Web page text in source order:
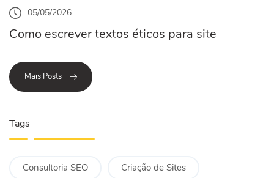
05/05/2026
Como escrever textos éticos para site
Mais Posts
Tags
Consultoria SEO Criação de Sites